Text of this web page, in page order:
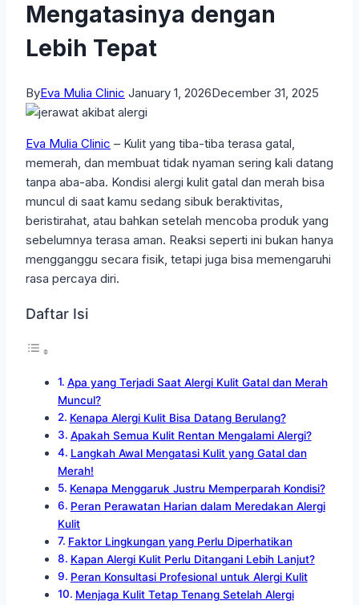
Mengatasinya dengan
Lebih Tepat
ByEva Mulia Clinic January 1, 2026December 31, 2025
Eva Mulia Clinic – Kulit yang tiba-tiba terasa gatal,
memerah, dan membuat tidak nyaman sering kali datang
tanpa aba-aba. Kondisi alergi kulit gatal dan merah bisa
muncul di saat kamu sedang sibuk beraktivitas,
beristirahat, atau bahkan setelah mencoba produk yang
sebelumnya terasa aman. Reaksi seperti ini bukan hanya
mengganggu secara fisik, tetapi juga bisa memengaruhi
rasa percaya diri.
Daftar Isi
Apa yang Terjadi Saat Alergi Kulit Gatal dan Merah
Muncul?
Kenapa Alergi Kulit Bisa Datang Berulang?
Apakah Semua Kulit Rentan Mengalami Alergi?
Langkah Awal Mengatasi Kulit yang Gatal dan
Merah!
Kenapa Menggaruk Justru Memperparah Kondisi?
Peran Perawatan Harian dalam Meredakan Alergi
Kulit
Faktor Lingkungan yang Perlu Diperhatikan
Kapan Alergi Kulit Perlu Ditangani Lebih Lanjut?
Peran Konsultasi Profesional untuk Alergi Kulit
Menjaga Kulit Tetap Tenang Setelah Alergi